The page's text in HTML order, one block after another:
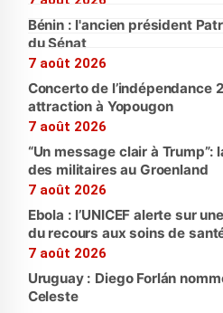
Bénin : l'ancien président
du Sénat
7 août 2026
Concerto de l’indépendance
attraction à Yopougon
7 août 2026
“Un message clair à Trump”:
des militaires au Groenland
7 août 2026
Ebola : l’UNICEF alerte sur
du recours aux soins de
7 août 2026
Uruguay : Diego Forlán
Celeste